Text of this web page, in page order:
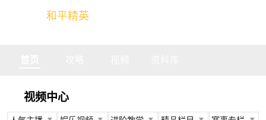
和平精英
视频中心